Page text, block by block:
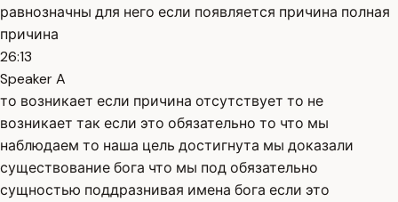
равнозначны для него если появляется причина полная
причина
26:13
Speaker A
то возникает если причина отсутствует то не
возникает так если это обязательно то что мы
наблюдаем то наша цель достигнута мы доказали
существование бога что мы под обязательно
сущностью поддразнивая имена бога если это